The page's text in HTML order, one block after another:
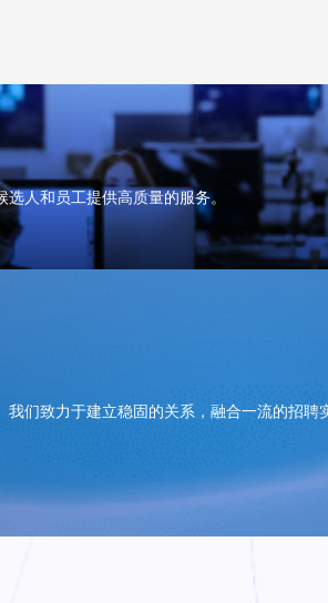
人和员工提供高质量的服务。
们致力于建立稳固的关系，融合一流的招